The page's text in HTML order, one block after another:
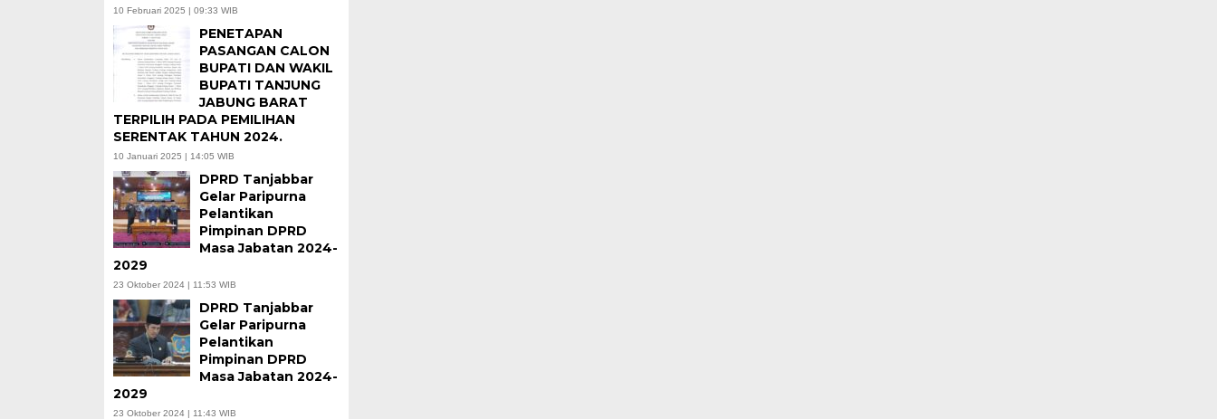
10 Februari 2025 | 09:33 WIB
PENETAPAN
PASANGAN CALON
BUPATI DAN WAKIL
BUPATI TANJUNG
JABUNG BARAT
TERPILIH PADA PEMILIHAN
SERENTAK TAHUN 2024.
10 Januari 2025 | 14:05 WIB
DPRD Tanjabbar
Gelar Paripurna
Pelantikan
Pimpinan DPRD
Masa Jabatan 2024-
2029
23 Oktober 2024 | 11:53 WIB
DPRD Tanjabbar
Gelar Paripurna
Pelantikan
Pimpinan DPRD
Masa Jabatan 2024-
2029
23 Oktober 2024 | 11:43 WIB